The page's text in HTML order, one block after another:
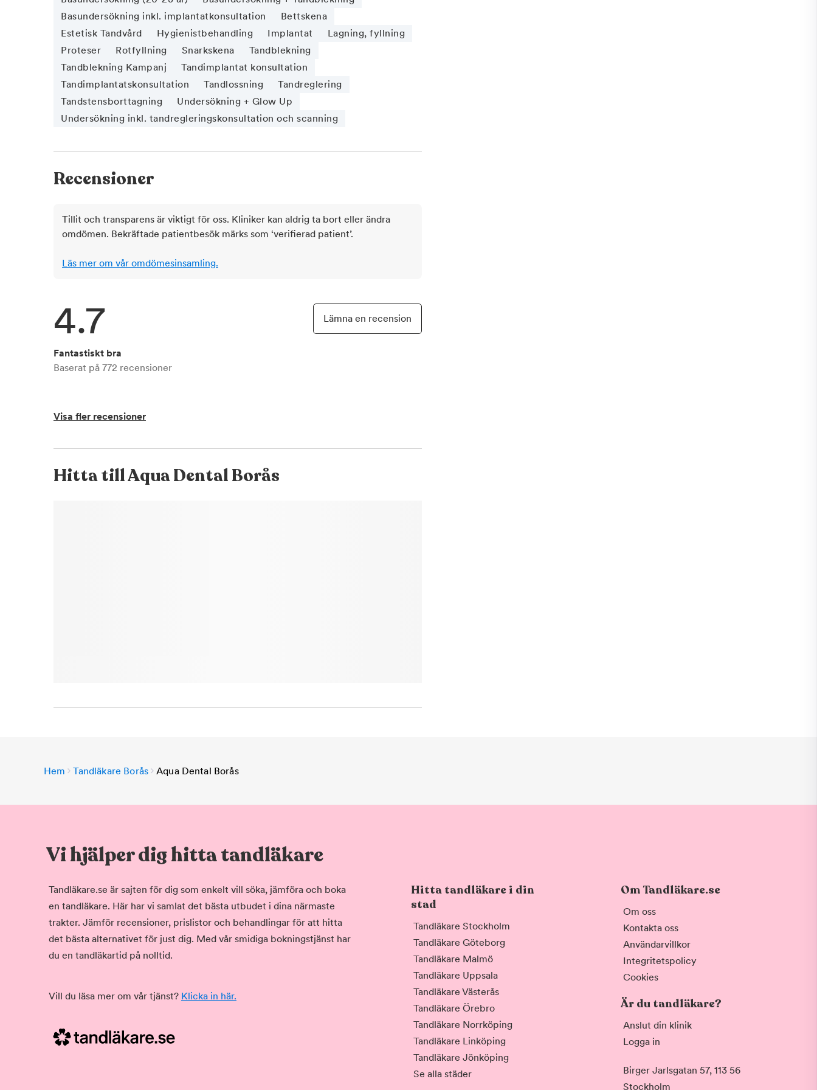
Basundersökning inkl. implantatkonsultation
Bettskena
Estetisk Tandvård
Hygienistbehandling Implantat
Lagning, fyllning
Proteser
Rotfyllning Snarkskena
Tandblekning
Tandblekning Kampanj
Tandimplantat konsultation
Tandimplantatskonsultation
Tandlossning
Tandreglering
Tandstensborttagning
Undersökning + Glow Up
Undersökning inkl. tandregleringskonsultation och scanning
Recensioner
Tillit och transparens är viktigt för oss. Kliniker kan aldrig ta bort eller ändra
omdömen. Bekräftade patientbesök märks som ‘verifierad patient’.
Läs mer om vår omdömesinsamling.
4.7
Fantastiskt bra
Baserat på 772 recensioner
Lämna en recension
Visa fler recensioner
Hitta tillAqua Dental Borås
Hem Tandläkare Borås Aqua Dental Borås
Vi hjälper dig hitta tandläkare
Tandläkare.se är sajten för dig som enkelt vill söka, jämföra och boka
en tandläkare. Här har vi samlat det bästa utbudet i dina närmaste
trakter. Jämför recensioner, prislistor och behandlingar för att hitta
det bästa alternativet för just dig. Med vår smidiga bokningstjänst har
du en tandläkartid på nolltid.
Vill du läsa mer om vår tjänst? Klicka in här.
Hitta tandläkare i din
stad
Tandläkare Stockholm
Tandläkare Göteborg
Tandläkare Malmö
Tandläkare Uppsala
Tandläkare Västerås
Tandläkare Örebro
Tandläkare Norrköping
Tandläkare Linköping
Tandläkare Jönköping
Se alla städer
Om Tandläkare.se
Om oss
Kontakta oss
Användarvillkor
Integritetspolicy
Cookies
Är du tandläkare?
Anslut din klinik
Logga in
Birger Jarlsgatan 57, 113 56
Stockholm